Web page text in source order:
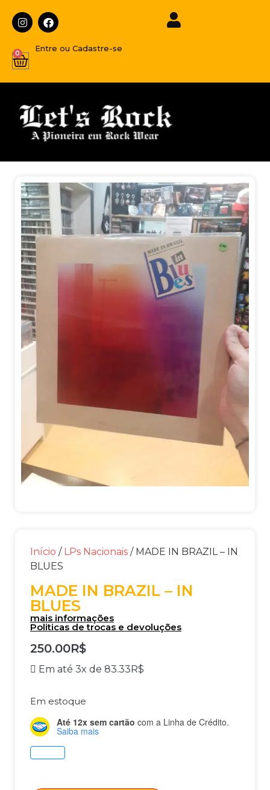
Entre ou Cadastre-se
0
Início / LPs Nacionais / MADE IN BRAZIL – IN
BLUES
MADE IN BRAZIL – IN
BLUES
mais informações
Politicas de trocas e devoluções
250.00R$
Em até 3x de 83.33R$
Em estoque
Até 12x sem cartão com a Linha de Crédito.
Saiba mais